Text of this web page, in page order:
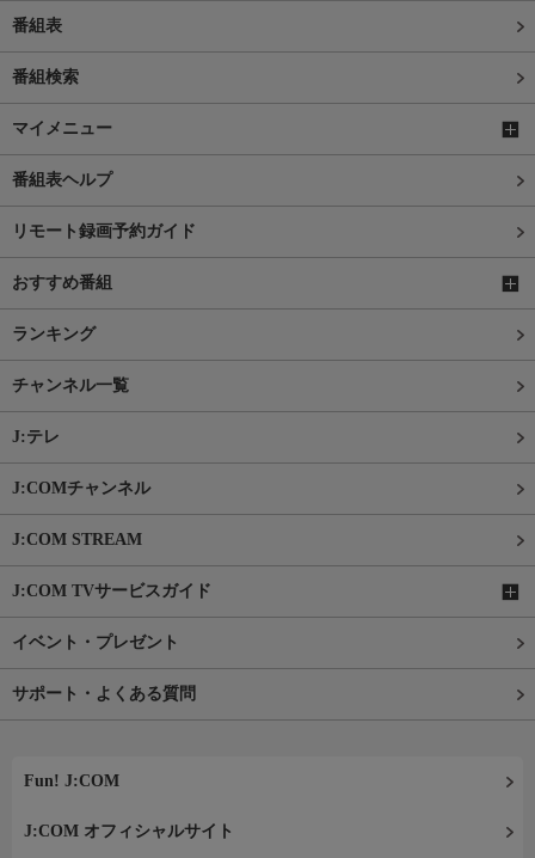
番組表
番組検索
マイメニュー
番組表ヘルプ
リモート録画予約ガイド
おすすめ番組
ランキング
チャンネル一覧
J:テレ
J:COMチャンネル
J:COM STREAM
J:COM TVサービスガイド
イベント・プレゼント
サポート・よくある質問
Fun! J:COM
J:COM オフィシャルサイト